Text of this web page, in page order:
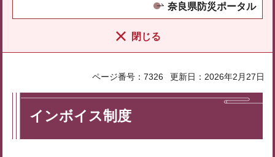
奈良県防災ポータル
閉じる
ページ番号：7326 更新日：2026年2月27日
インボイス制度